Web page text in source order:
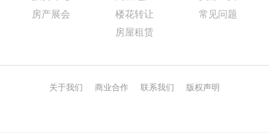
房产展会
楼花转让
房屋租赁
常见问题
关于我们 商业合作 联系我们 版权声明